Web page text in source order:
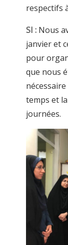
respectifs
SI : Nous
janvier et
pour
que nous
temps et
journées.